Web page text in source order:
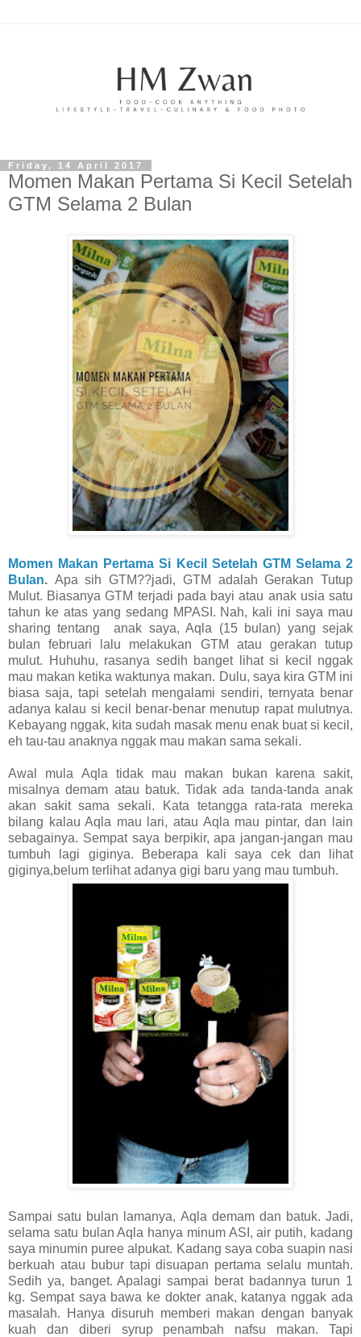
Friday, 14 April 2017
Momen Makan Pertama Si Kecil Setelah
GTM Selama 2 Bulan
Momen Makan Pertama Si Kecil Setelah GTM Selama 2
Bulan. Apa sih GTM??jadi, GTM adalah Gerakan Tutup
Mulut. Biasanya GTM terjadi pada bayi atau anak usia satu
tahun ke atas yang sedang MPASI. Nah, kali ini saya mau
sharing tentang anak saya, Aqla (15 bulan) yang sejak
bulan februari lalu melakukan GTM atau gerakan tutup
mulut. Huhuhu, rasanya sedih banget lihat si kecil nggak
mau makan ketika waktunya makan. Dulu, saya kira GTM ini
biasa saja, tapi setelah mengalami sendiri, ternyata benar
adanya kalau si kecil benar-benar menutup rapat mulutnya.
Kebayang nggak, kita sudah masak menu enak buat si kecil,
eh tau-tau anaknya nggak mau makan sama sekali.
Awal mula Aqla tidak mau makan bukan karena sakit,
misalnya demam atau batuk. Tidak ada tanda-tanda anak
akan sakit sama sekali. Kata tetangga rata-rata mereka
bilang kalau Aqla mau lari, atau Aqla mau pintar, dan lain
sebagainya. Sempat saya berpikir, apa jangan-jangan mau
tumbuh lagi giginya. Beberapa kali saya cek dan lihat
giginya,belum terlihat adanya gigi baru yang mau tumbuh.
Sampai satu bulan lamanya, Aqla demam dan batuk. Jadi,
selama satu bulan Aqla hanya minum ASI, air putih, kadang
saya minumin puree alpukat. Kadang saya coba suapin nasi
berkuah atau bubur tapi disuapan pertama selalu muntah.
Sedih ya, banget. Apalagi sampai berat badannya turun 1
kg. Sempat saya bawa ke dokter anak, katanya nggak ada
masalah. Hanya disuruh memberi makan dengan banyak
kuah dan diberi syrup penambah nafsu makan. Tapi